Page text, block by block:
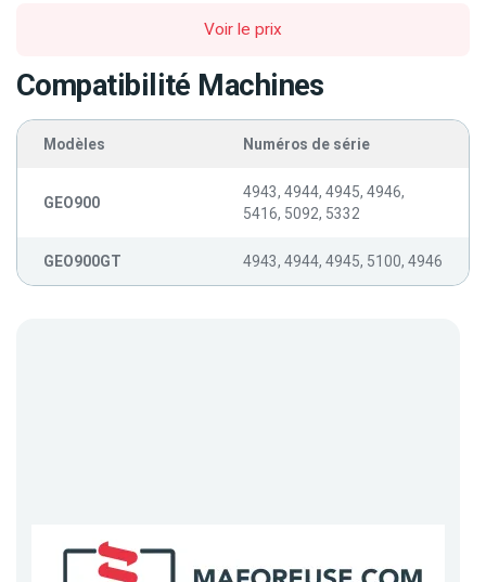
Voir le prix
Compatibilité Machines
Modèles Numéros de série
GEO900
4943, 4944, 4945, 4946,
5416, 5092, 5332
GEO900GT 4943, 4944, 4945, 5100, 4946